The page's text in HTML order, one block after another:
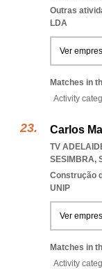
Outras
LDA
Ver
Matches in
Activity
Carlos
TV
SESIMBRA,
Construção
UNIP
Ver
Matches in
Activity